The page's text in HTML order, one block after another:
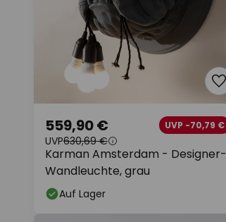
Karman Amsterdam - Designer-
Wandleuchte, grau
559,90 € UVP -70,79 €
UVP630,69 €
Auf Lager